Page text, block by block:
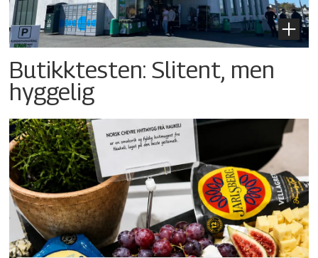
Butikktesten: Slitent, men
hyggelig